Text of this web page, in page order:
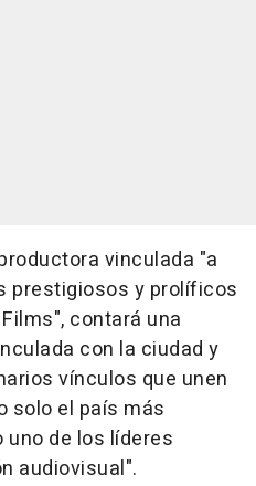
vinculada "a
prestigiosos y prolíficos
contará una
con la ciudad y
vínculos que unen
solo el país más
uno de los líderes
audiovisual".